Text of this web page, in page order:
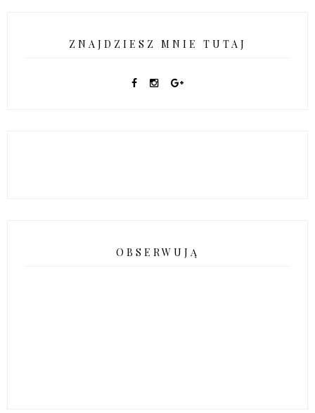
ZNAJDZIESZ MNIE TUTAJ
OBSERWUJĄ